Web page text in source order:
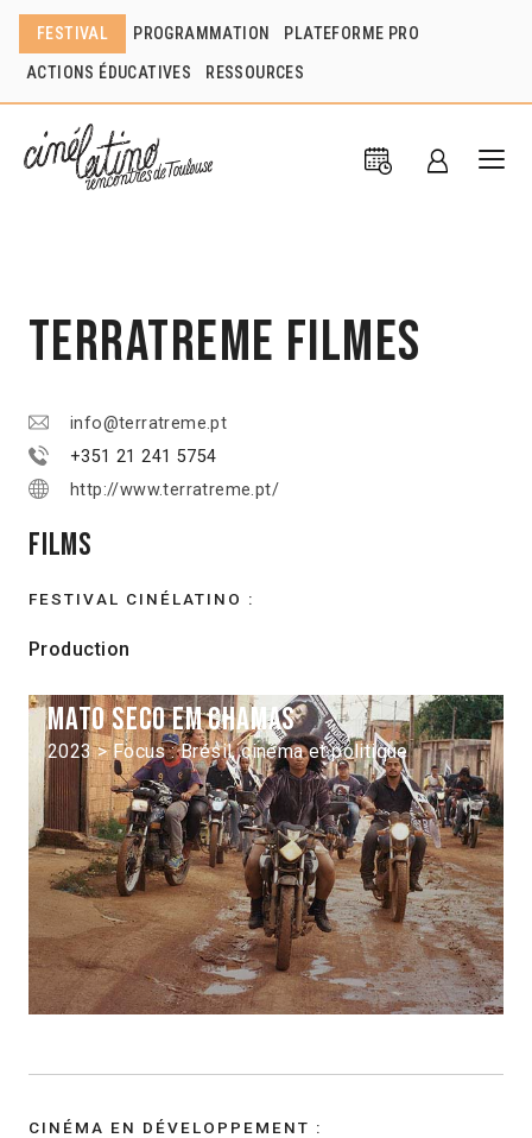
FESTIVAL PROGRAMMATION PLATEFORME PRO
ACTIONS ÉDUCATIVES RESSOURCES
Terratreme Filmes
info@terratreme.pt
+351 21 241 5754
http://www.terratreme.pt/
Films
FESTIVAL CINÉLATINO :
Production
Mato seco em chamas
2023 > Focus : Brésil, cinéma et politique
CINÉMA EN DÉVELOPPEMENT :